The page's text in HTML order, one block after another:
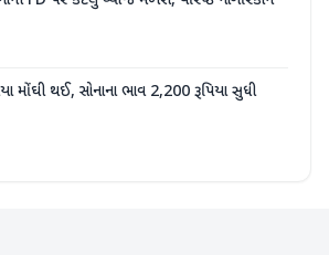
મોંઘી થઈ, સોનાના ભાવ 2,200 રૂપિયા સુધી